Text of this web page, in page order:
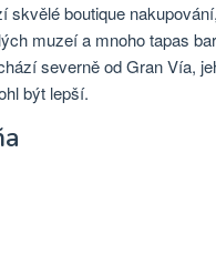
skvělé boutique
muzeí a mnoho tapas
severně od Gran Vía,
být lepší.